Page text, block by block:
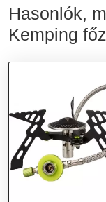
Hasonlók,
Kemping